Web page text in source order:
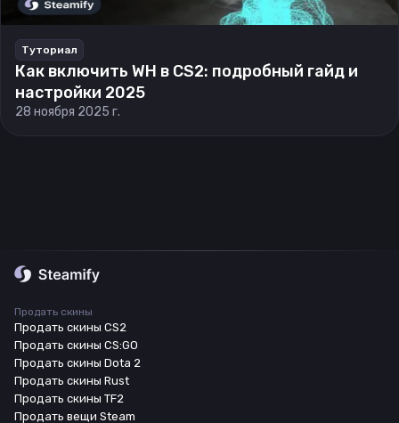
Туториал
Как включить WH в CS2: подробный гайд и
настройки 2025
28 ноября 2025 г.
Продать скины
Продать скины CS2
Продать скины CS:GO
Продать скины Dota 2
Продать скины Rust
Продать скины TF2
Продать вещи Steam